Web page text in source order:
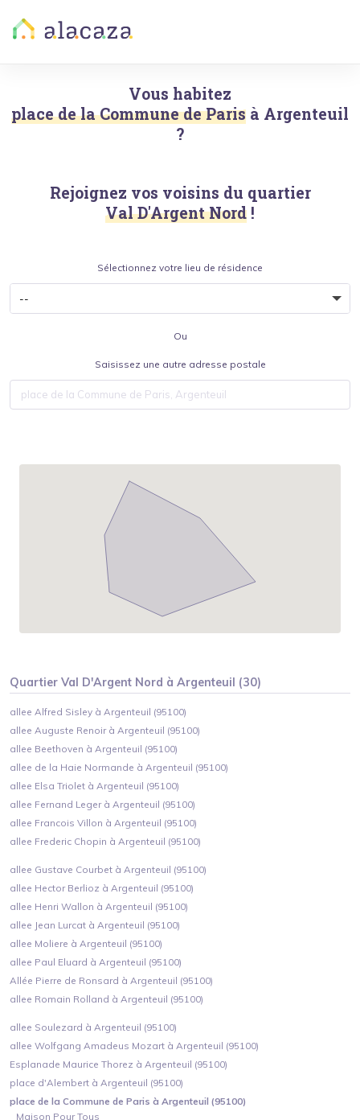
Vous habitez
place de la Commune de Paris à Argenteuil
?
Rejoignez vos voisins du quartier
Val D'Argent Nord !
Sélectionnez votre lieu de résidence
Ou
Saisissez une autre adresse postale
QuartierVal D'Argent Nord àArgenteuil (30)
allee Alfred Sisley à Argenteuil (95100)
allee Auguste Renoir à Argenteuil (95100)
allee Beethoven à Argenteuil (95100)
allee de la Haie Normande à Argenteuil (95100)
allee Elsa Triolet à Argenteuil (95100)
allee Fernand Leger à Argenteuil (95100)
allee Francois Villon à Argenteuil (95100)
allee Frederic Chopin à Argenteuil (95100)
allee Gustave Courbet à Argenteuil (95100)
allee Hector Berlioz à Argenteuil (95100)
allee Henri Wallon à Argenteuil (95100)
allee Jean Lurcat à Argenteuil (95100)
allee Moliere à Argenteuil (95100)
allee Paul Eluard à Argenteuil (95100)
Allée Pierre de Ronsard à Argenteuil (95100)
allee Romain Rolland à Argenteuil (95100)
allee Soulezard à Argenteuil (95100)
allee Wolfgang Amadeus Mozart à Argenteuil (95100)
Esplanade Maurice Thorez à Argenteuil (95100)
place d'Alembert à Argenteuil (95100)
place de la Commune de Paris à Argenteuil (95100)
Maison Pour Tous